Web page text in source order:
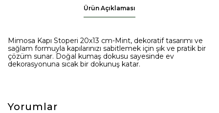
Ürün Açıklaması
Mimosa Kapı Stoperi 20x13 cm-Mint, dekoratif tasarımı ve
sağlam formuyla kapılarınızı sabitlemek için şık ve pratik bir
çözüm sunar. Doğal kumaş dokusu sayesinde ev
dekorasyonuna sıcak bir dokunuş katar.
Yorumlar